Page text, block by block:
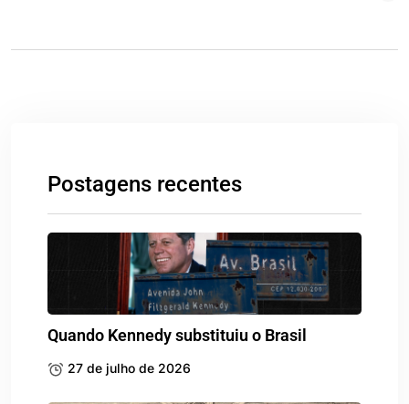
Postagens recentes
Quando Kennedy substituiu o Brasil
27 de julho de 2026